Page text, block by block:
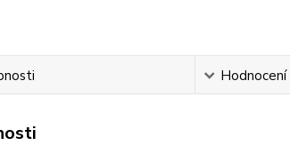
Hodnocení